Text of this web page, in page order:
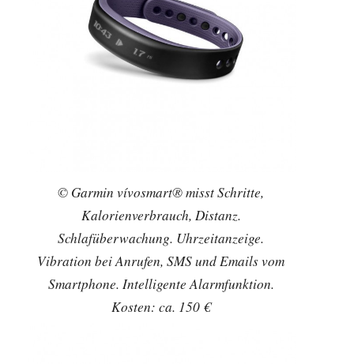
© Garmin vívosmart® misst Schritte,
Kalorienverbrauch, Distanz.
Schlafüberwachung. Uhrzeitanzeige.
Vibration bei Anrufen, SMS und Emails vom
Smartphone. Intelligente Alarmfunktion.
Kosten: ca. 150 €